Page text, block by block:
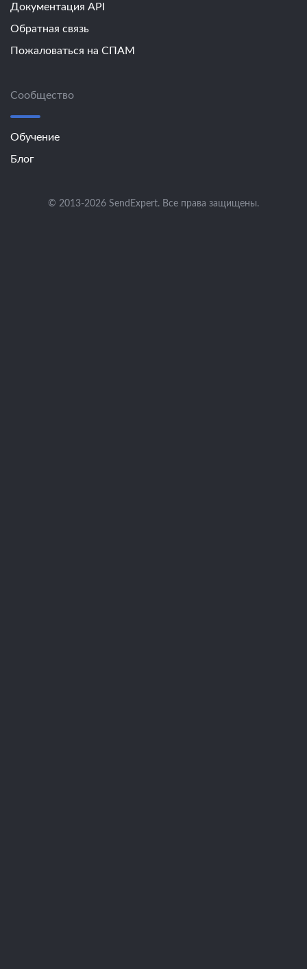
Документация API
Обратная связь
Пожаловаться на СПАМ
Сообщество
Обучение
Блог
© 2013-2026 SendExpert. Все права защищены.